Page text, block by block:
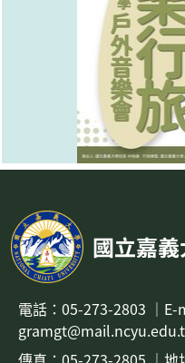
國立嘉
電話： 05-273-2803 ｜ E-